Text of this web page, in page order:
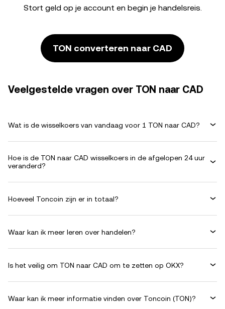
Stort geld op je account en begin je handelsreis.
TON converteren naar CAD
Veelgestelde vragen over TON naar CAD
Wat is de wisselkoers van vandaag voor 1 TON naar CAD?
Hoe is de TON naar CAD wisselkoers in de afgelopen 24 uur
veranderd?
Hoeveel Toncoin zijn er in totaal?
Waar kan ik meer leren over handelen?
Is het veilig om TON naar CAD om te zetten op OKX?
Waar kan ik meer informatie vinden over Toncoin (TON)?